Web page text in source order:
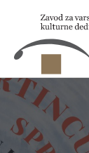
Skip to main content